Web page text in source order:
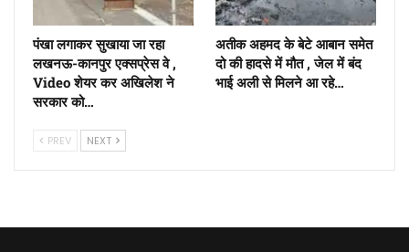
पंखा लगाकर सुखाया जा रहा
लखनऊ-कानपुर एक्सप्रेस वे ,
Video शेयर कर अखिलेश ने
सरकार को…
अतीक अहमद के बेटे आबान समेत
दो की हादसे में मौत , जेल में बंद
भाई अली से मिलने आ रहे…
PREV NEXT